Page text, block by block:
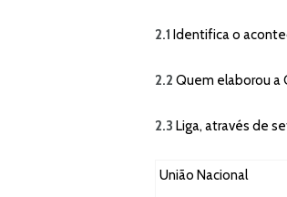
2.1 Identifica o
2.2 Quem elaborou a
2.3 Liga, através de
União Nacional